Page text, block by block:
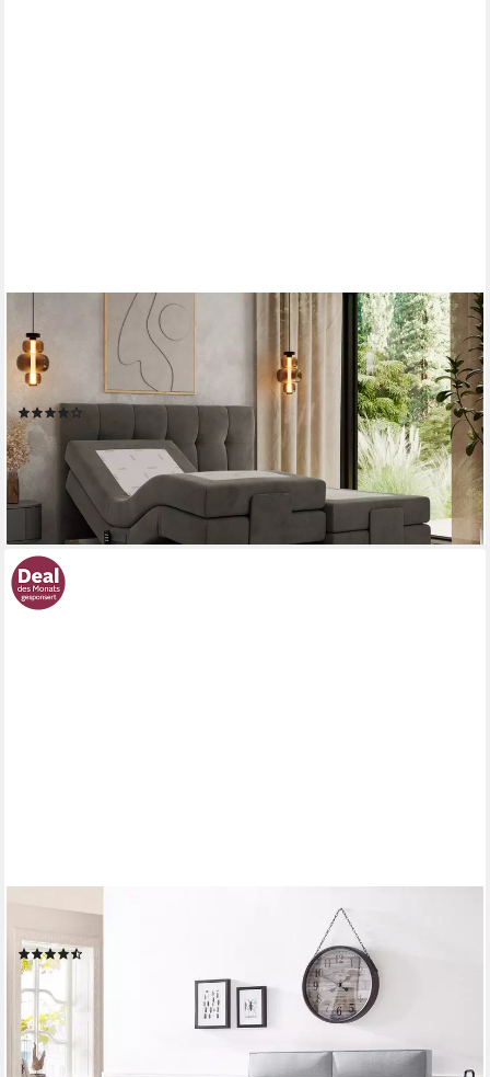
Boxspringbett VITTORIA (Set, Packung, Elektrisches Bett,
Kopfteil, Topper T25/Visco, 7 Härtezonen), Boxspringbett,
Elektrisch verstellbare, Multipocket-Matratzen
(5)
ab 1.559,99 € UVP 1.719,99 €
-9%
lieferbar in 3 Wochen
+3
WESTFALIA SCHLAFKOMFORT
Boxbett, mit Motor in diversen Ausführungen
ab 1.111,49 €
nur diesen Monat
-23%
lieferbar in 4 Wochen